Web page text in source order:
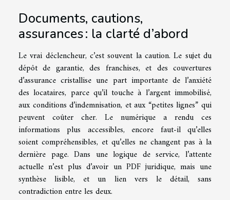
Documents, cautions,
assurances : la clarté d’abord
Le vrai déclencheur, c’est souvent la caution. Le sujet du
dépôt de garantie, des franchises, et des couvertures
d’assurance cristallise une part importante de l’anxiété
des locataires, parce qu’il touche à l’argent immobilisé,
aux conditions d’indemnisation, et aux “petites lignes” qui
peuvent coûter cher. Le numérique a rendu ces
informations plus accessibles, encore faut-il qu’elles
soient compréhensibles, et qu’elles ne changent pas à la
dernière page. Dans une logique de service, l’attente
actuelle n’est plus d’avoir un PDF juridique, mais une
synthèse lisible, et un lien vers le détail, sans
contradiction entre les deux.